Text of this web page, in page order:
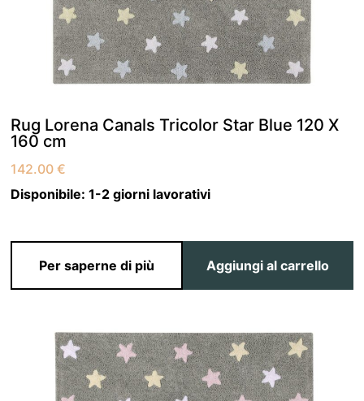
Rug Lorena Canals Tricolor Star Blue 120 X
160 cm
142.00€
Disponibile:1-2 giorni lavorativi
Per saperne di più Aggiungi al carrello